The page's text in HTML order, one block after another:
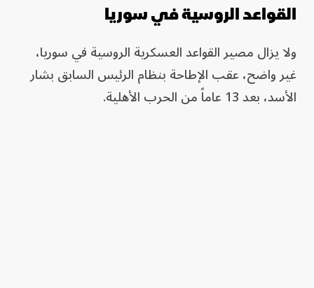
القواعد الروسية في سوريا
ولا يزال مصير القواعد العسكرية الروسية في سوريا،
غير واضح، عقب الإطاحة بنظام الرئيس السابق بشار
الأسد، بعد 13 عاماً من الحرب الأهلية.